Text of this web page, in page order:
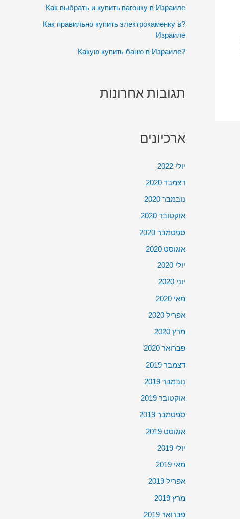
:
Как выбрать и купить вагонку в Израиле
?Как правильно купить электрокаменку в
Израиле
?Какую купить баню в Израиле
תגובות אחרונות
ארכיונים
יולי 2022
דצמבר 2020
נובמבר 2020
אוקטובר 2020
ספטמבר 2020
אוגוסט 2020
יולי 2020
יוני 2020
מאי 2020
אפריל 2020
מרץ 2020
פברואר 2020
דצמבר 2019
נובמבר 2019
אוקטובר 2019
ספטמבר 2019
אוגוסט 2019
יולי 2019
מאי 2019
אפריל 2019
מרץ 2019
פברואר 2019